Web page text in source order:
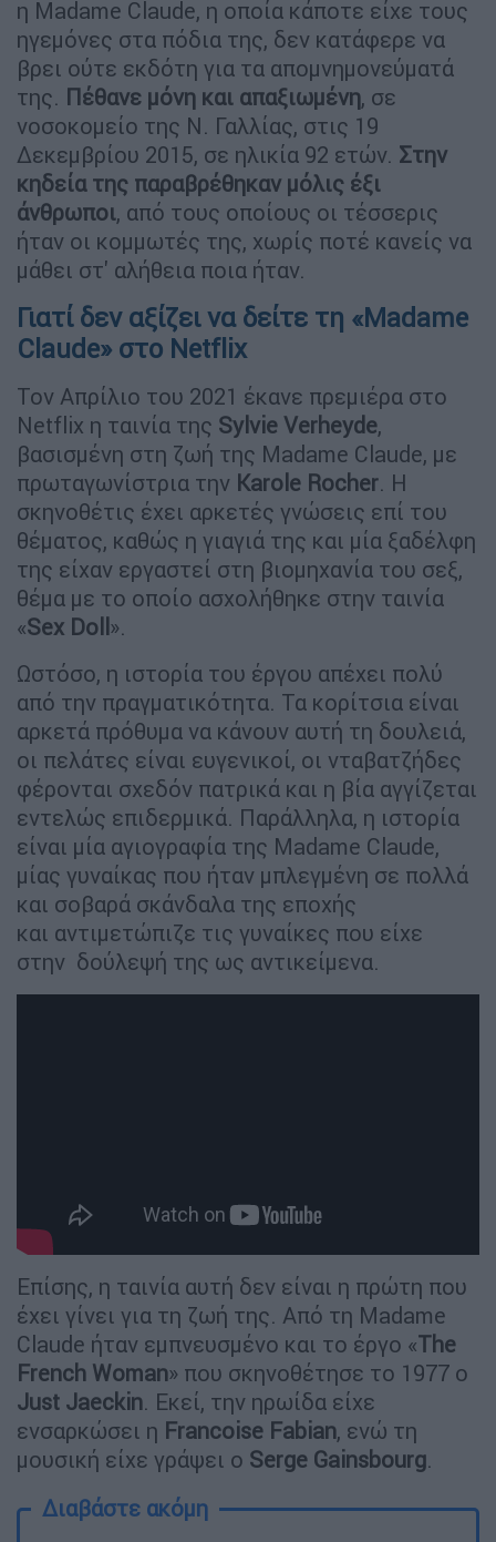
η Madame Claude, η οποία κάποτε είχε τους
ηγεμόνες στα πόδια της, δεν κατάφερε να
βρει ούτε εκδότη για τα απομνημονεύματά
της. Πέθανε μόνη και απαξιωμένη, σε
νοσοκομείο της Ν. Γαλλίας, στις 19
Δεκεμβρίου 2015, σε ηλικία 92 ετών. Στην
κηδεία της παραβρέθηκαν μόλις έξι
άνθρωποι, από τους οποίους οι τέσσερις
ήταν οι κομμωτές της, χωρίς ποτέ κανείς να
μάθει στ' αλήθεια ποια ήταν.
Γιατί δεν αξίζει να δείτε τη «Madame
Claude» στο Netflix
Τον Απρίλιο του 2021 έκανε πρεμιέρα στο
Netflix η ταινία της Sylvie Verheyde,
βασισμένη στη ζωή της Madame Claude, με
πρωταγωνίστρια την Karole Rocher. Η
σκηνοθέτις έχει αρκετές γνώσεις επί του
θέματος, καθώς η γιαγιά της και μία ξαδέλφη
της είχαν εργαστεί στη βιομηχανία του σεξ,
θέμα με το οποίο ασχολήθηκε στην ταινία
«Sex Doll ».
Ωστόσο, η ιστορία του έργου απέχει πολύ
από την πραγματικότητα. Τα κορίτσια είναι
αρκετά πρόθυμα να κάνουν αυτή τη δουλειά,
οι πελάτες είναι ευγενικοί, οι νταβατζήδες
φέρονται σχεδόν πατρικά και η βία αγγίζεται
εντελώς επιδερμικά. Παράλληλα, η ιστορία
είναι μία αγιογραφία της Madame Claude,
μίας γυναίκας που ήταν μπλεγμένη σε πολλά
και σοβαρά σκάνδαλα της εποχής
και αντιμετώπιζε τις γυναίκες που είχε
στην δούλεψή της ως αντικείμενα.
Επίσης, η ταινία αυτή δεν είναι η πρώτη που
έχει γίνει για τη ζωή της. Από τη Madame
Claude ήταν εμπνευσμένο και το έργο «Τhe
French Woman» που σκηνοθέτησε το 1977 ο
Just Jaeckin. Εκεί, την ηρωίδα είχε
ενσαρκώσει η Francoise Fabian, ενώ τη
μουσική είχε γράψει ο Serge Gainsbourg.
Διαβάστε ακόμη